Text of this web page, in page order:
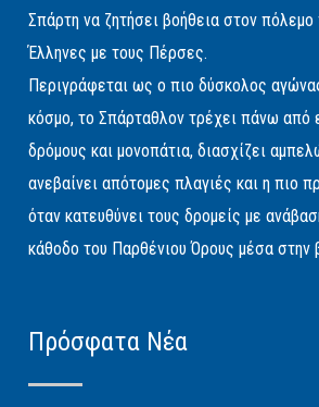
Σπάρτη να ζητήσει βοήθεια στον πόλεμο
Έλληνες με τους Πέρσες.
Περιγράφεται ως ο πιο δύσκολος
κόσμο, το Σπάρταθλον τρέχει πάνω από
δρόμους και μονοπάτια, διασχίζει
ανεβαίνει απότομες πλαγιές και η πιο
όταν κατευθύνει τους δρομείς με
κάθοδο του Παρθένιου Όρους μέσα στην
Πρόσφατα Νέα